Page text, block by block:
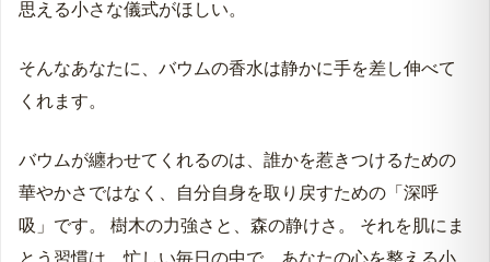
思える小さな儀式がほしい。
そんなあなたに、バウムの香水は静かに手を差し伸べて
くれます。
バウムが纏わせてくれるのは、誰かを惹きつけるための
華やかさではなく、自分自身を取り戻すための「深呼
吸」です。 樹木の力強さと、森の静けさ。 それを肌にま